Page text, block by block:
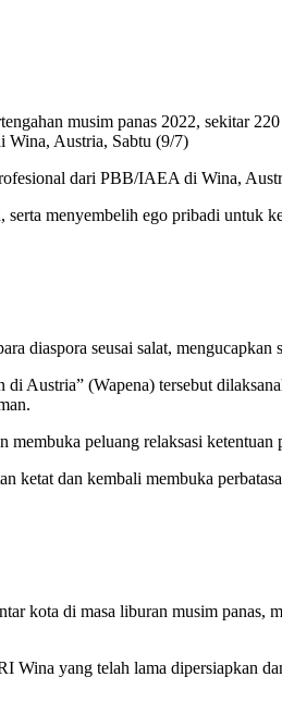
musim panas 2022, sekitar
Wina, Austria, Sabtu (9/7)
dari PBB/IAEA di Wina,
menyembelih ego pribadi untuk
diaspora seusai salat, mengucapkan
Austria” (Wapena) tersebut
peluang relaksasi ketentuan
dan kembali membuka
kota di masa liburan musim panas,
yang telah lama dipersiapkan